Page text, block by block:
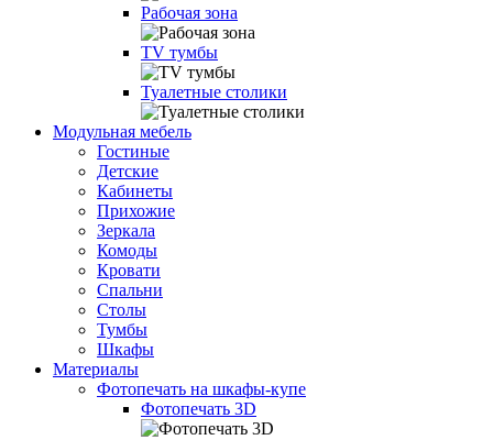
Рабочая зона
TV тумбы
Туалетные столики
Модульная мебель
Гостиные
Детские
Кабинеты
Прихожие
Зеркала
Комоды
Кровати
Спальни
Столы
Тумбы
Шкафы
Материалы
Фотопечать на шкафы-купе
Фотопечать 3D